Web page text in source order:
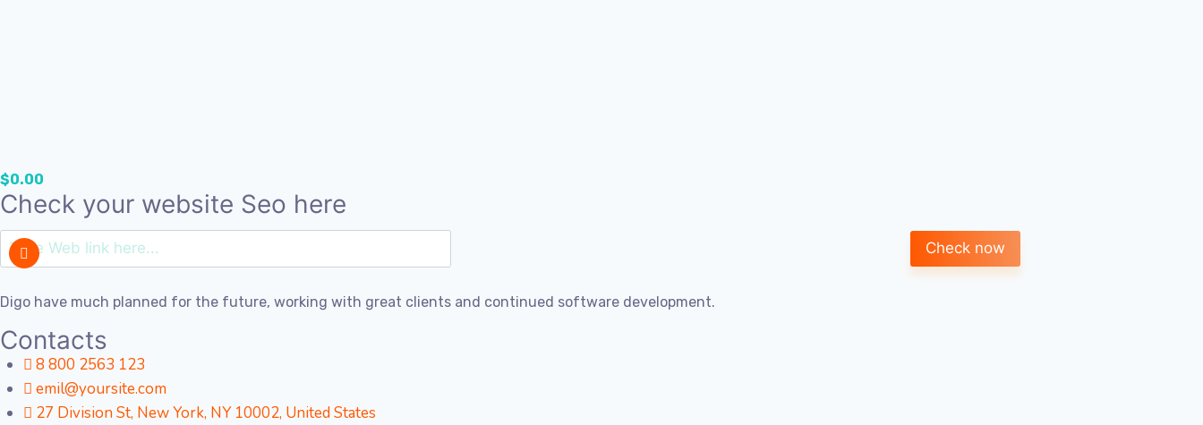
$0.00
Check your website Seo here
Digo have much planned for the future, working with great clients and continued software development.
Contacts
8 800 2563 123
emil@yoursite.com
27 Division St, New York, NY 10002, United States